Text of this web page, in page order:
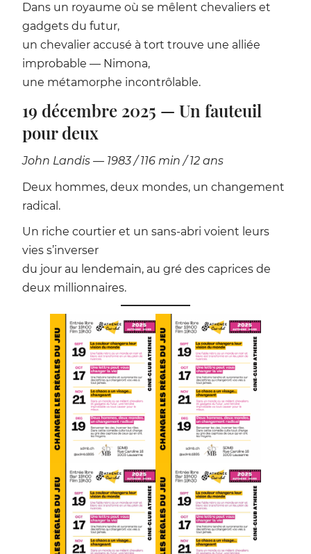
Dans un royaume où se mêlent chevaliers et
gadgets du futur,
un chevalier accusé à tort trouve une alliée
improbable — Nimona,
une métamorphe incontrôlable.
19 décembre 2025 — Un fauteuil
pour deux
John Landis — 1983 / 116 min / 12 ans
Deux hommes, deux mondes, un changement
radical.
Un riche courtier et un sans-abri voient leurs
vies s’inverser
du jour au lendemain, au gré des caprices de
deux millionnaires.